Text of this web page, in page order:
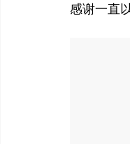
感谢一直